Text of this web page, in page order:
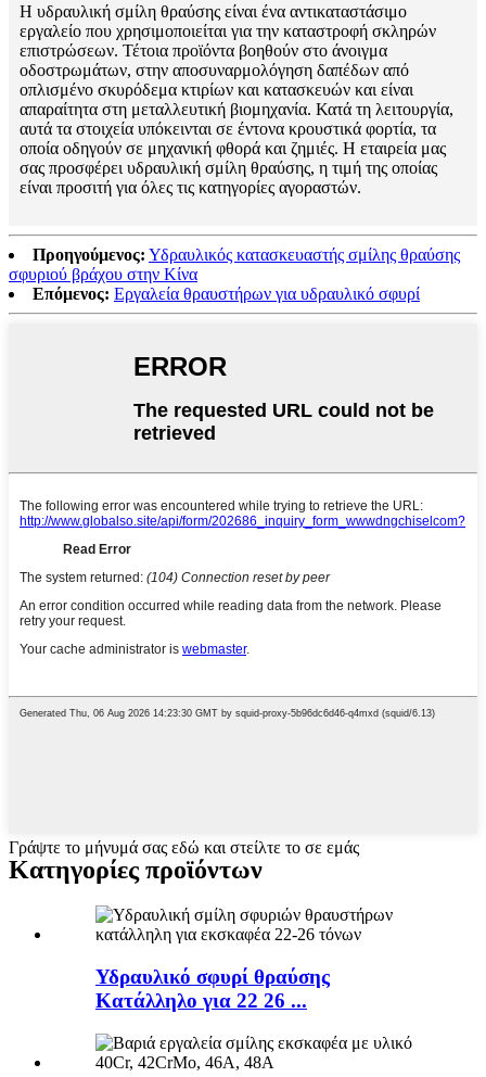
Η υδραυλική σμίλη θραύσης είναι ένα αντικαταστάσιμο
εργαλείο που χρησιμοποιείται για την καταστροφή σκληρών
επιστρώσεων. Τέτοια προϊόντα βοηθούν στο άνοιγμα
οδοστρωμάτων, στην αποσυναρμολόγηση δαπέδων από
οπλισμένο σκυρόδεμα κτιρίων και κατασκευών και είναι
απαραίτητα στη μεταλλευτική βιομηχανία. Κατά τη λειτουργία,
αυτά τα στοιχεία υπόκεινται σε έντονα κρουστικά φορτία, τα
οποία οδηγούν σε μηχανική φθορά και ζημιές. Η εταιρεία μας
σας προσφέρει υδραυλική σμίλη θραύσης, η τιμή της οποίας
είναι προσιτή για όλες τις κατηγορίες αγοραστών.
Προηγούμενος: Υδραυλικός κατασκευαστής σμίλης θραύσης
σφυριού βράχου στην Κίνα
Επόμενος: Εργαλεία θραυστήρων για υδραυλικό σφυρί
Γράψτε το μήνυμά σας εδώ και στείλτε το σε εμάς
Κατηγορίες προϊόντων
Υδραυλικό σφυρί θραύσης
Κατάλληλο για 22 26 ...